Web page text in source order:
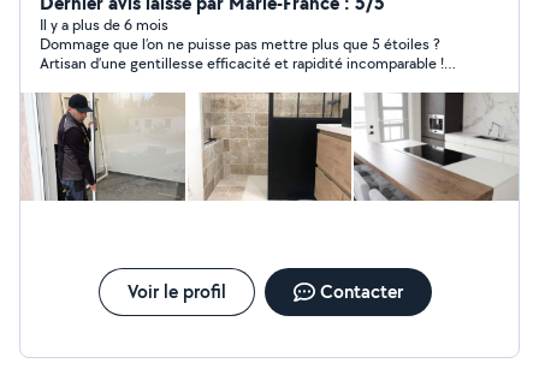
l'électricien.. . Je suis un artisan, et je propose mes
services à qui en a besoin.
Il y a plus de 6 mois
Dommage que l’on ne puisse pas mettre plus que 5 étoiles ?
Artisan d’une gentillesse efficacité et rapidité incomparable !
électricité plomberie montage de meubles…ce qui est un vrai
plus pour le client !! Un grand merci à Arthur et son frère
Armand pour leur aide pendant mon emménagement ?
Voir le profil Contacter